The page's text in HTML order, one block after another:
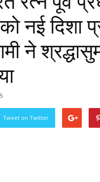
को नई
ने
Tweet on Twitter